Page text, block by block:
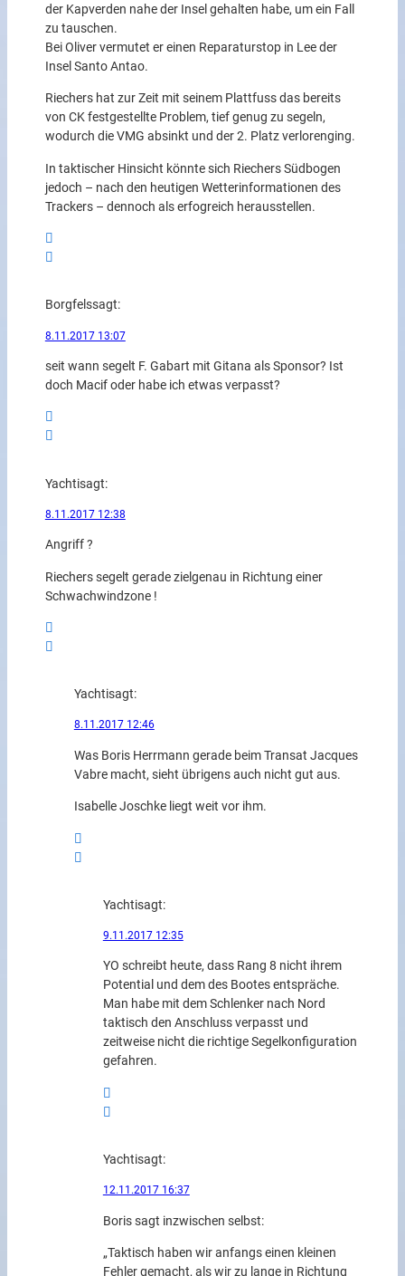
der Kapverden nahe der Insel gehalten habe, um ein Fall
zu tauschen.
Bei Oliver vermutet er einen Reparaturstop in Lee der
Insel Santo Antao.
Riechers hat zur Zeit mit seinem Plattfuss das bereits
von CK festgestellte Problem, tief genug zu segeln,
wodurch die VMG absinkt und der 2. Platz verlorenging.
In taktischer Hinsicht könnte sich Riechers Südbogen
jedoch – nach den heutigen Wetterinformationen des
Trackers – dennoch als erfogreich herausstellen.
Borgfelssagt:
8.11.2017 13:07
seit wann segelt F. Gabart mit Gitana als Sponsor? Ist
doch Macif oder habe ich etwas verpasst?
Yachtisagt:
8.11.2017 12:38
Angriff ?
Riechers segelt gerade zielgenau in Richtung einer
Schwachwindzone !
Yachtisagt:
8.11.2017 12:46
Was Boris Herrmann gerade beim Transat Jacques
Vabre macht, sieht übrigens auch nicht gut aus.
Isabelle Joschke liegt weit vor ihm.
Yachtisagt:
9.11.2017 12:35
YO schreibt heute, dass Rang 8 nicht ihrem
Potential und dem des Bootes entspräche.
Man habe mit dem Schlenker nach Nord
taktisch den Anschluss verpasst und
zeitweise nicht die richtige Segelkonfiguration
gefahren.
Yachtisagt:
12.11.2017 16:37
Boris sagt inzwischen selbst:
„Taktisch haben wir anfangs einen kleinen
Fehler gemacht, als wir zu lange in Richtung